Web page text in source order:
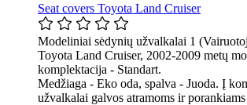
Seat covers Toyota Land Cruiser
Modeliniai sėdynių užvalkalai 1
Toyota Land Cruiser, 2002-2009 metų
komplektacija - Standart.
Medžiaga - Eko oda, spalva - Juoda. Į
užvalkalai galvos atramoms ir porankiams